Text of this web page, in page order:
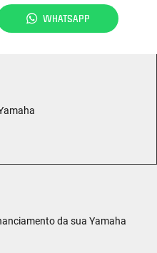
WHATSAPP
da sua Yamaha